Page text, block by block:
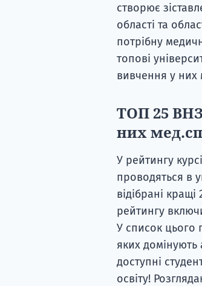
створює
області та
потрібну
топові
вивчення у
ТОП 25
них
У рейтингу
проводяться в
відібрані
рейтингу
У список цього
яких домінують
доступні
освіту!